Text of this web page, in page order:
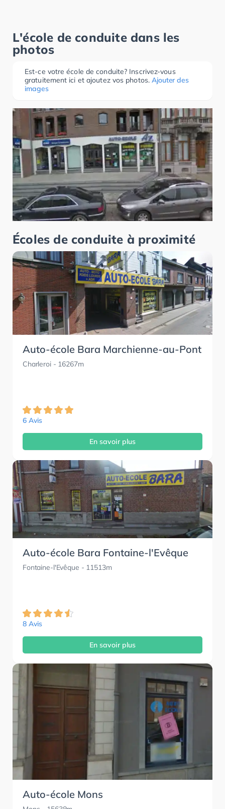
L'école de conduite dans les
photos
Est-ce votre école de conduite? Inscrivez-vous
gratuitement ici et ajoutez vos photos. Ajouter des
images
Écoles de conduite à proximité
Auto-école Bara Marchienne-au-Pont
Charleroi- 16267m
6 Avis
En savoir plus
Auto-école Bara Fontaine-l'Evêque
Fontaine-l'Evêque - 11513m
8 Avis
En savoir plus
Auto-école Mons